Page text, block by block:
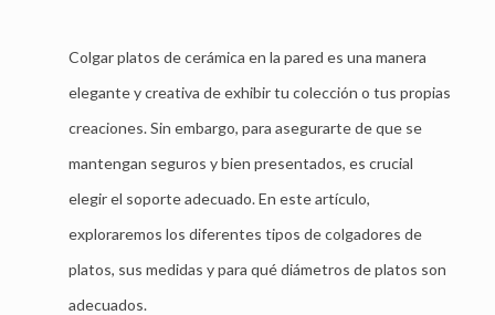
Colgar platos de cerámica en la pared es una manera
elegante y creativa de exhibir tu colección o tus propias
creaciones. Sin embargo, para asegurarte de que se
mantengan seguros y bien presentados, es crucial
elegir el soporte adecuado. En este artículo,
exploraremos los diferentes tipos de colgadores de
platos, sus medidas y para qué diámetros de platos son
adecuados.